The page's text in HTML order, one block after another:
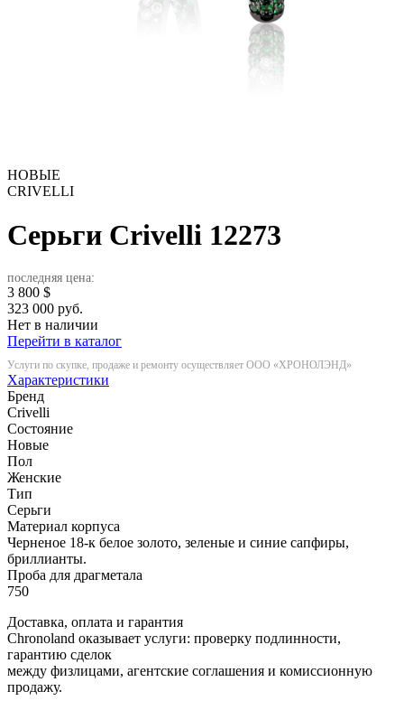
НОВЫЕ
CRIVELLI
Серьги Crivelli 12273
последняя цена:
3 800 $
323 000 руб.
Нет в наличии
Перейти в каталог
Услуги по скупке, продаже и ремонту осуществляет ООО «ХРОНОЛЭНД»
Характеристики
Бренд
Crivelli
Состояние
Новые
Пол
Женские
Тип
Серьги
Материал корпуса
Черненое 18-к белое золото, зеленые и синие сапфиры,
бриллианты.
Проба для драгметала
750
Доставка, оплата и гарантия
Chronoland оказывает услуги: проверку подлинности,
гарантию сделок
между физлицами, агентские соглашения и комиссионную
продажу.